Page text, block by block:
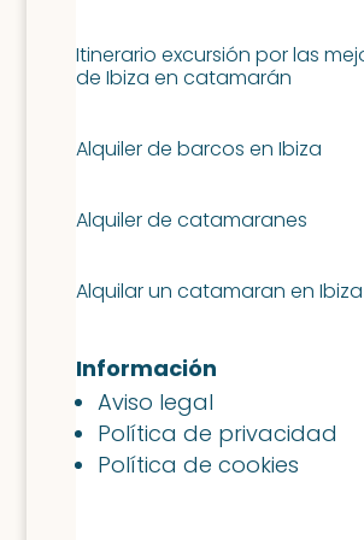
Itinerario excursión por las
de Ibiza en catamarán
Alquiler de barcos en Ibiza
Alquiler de catamaranes
Alquilar un catamaran en Ibiza
Información
Aviso legal
Política de privacidad
Política de cookies